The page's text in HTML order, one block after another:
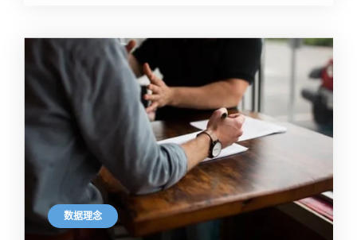
数据理念